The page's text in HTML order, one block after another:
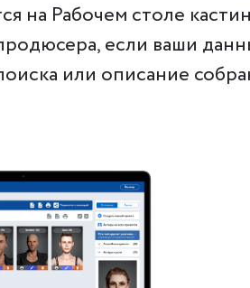
на Рабочем столе
если ваши
или описание